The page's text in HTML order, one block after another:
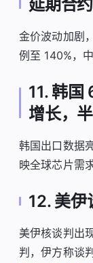
延期合
金价波动加剧
例至 140%，
11. 韩国
增长，
韩国出口数据
映全球芯片需
12. 美伊
美伊核谈判出
判，伊方称谈